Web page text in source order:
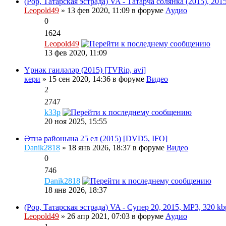
Leopold49 » 13 фев 2020, 11:09 в форуме Аудио
0
1624
Leopold49
13 фев 2020, 11:09
Үрнәк гаиләләр (2015) [TVRip, avi]
кери » 15 сен 2020, 14:36 в форуме Видео
2
2747
k33p
20 ноя 2025, 15:55
Әтнә районына 25 ел (2015) [DVD5, IFO]
Danik2818 » 18 янв 2026, 18:37 в форуме Видео
0
746
Danik2818
18 янв 2026, 18:37
(Pop, Татарская эстрада) VA - Супер 20, 2015, MP3, 320
Leopold49 » 26 апр 2021, 07:03 в форуме Аудио